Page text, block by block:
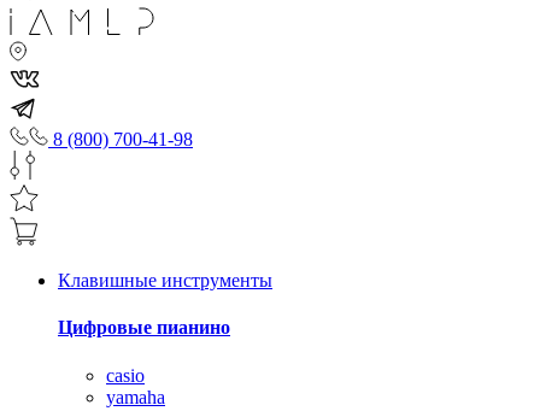
8 (800) 700-41-98
Клавишные инструменты
Цифровые пианино
casio
yamaha